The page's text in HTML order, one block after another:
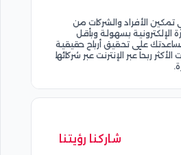
الأفراد والشركات من
الإلكترونية بسهولة وبأقل
على تحقيق أرباح حقيقية
ربحاً عبر الإنترنت عبر شركائها
شاركنا رؤيتنا